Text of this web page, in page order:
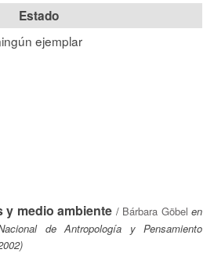
Estado
ejemplar
y medio ambiente / Bárbara Göbel en
de Antropología y Pensamiento